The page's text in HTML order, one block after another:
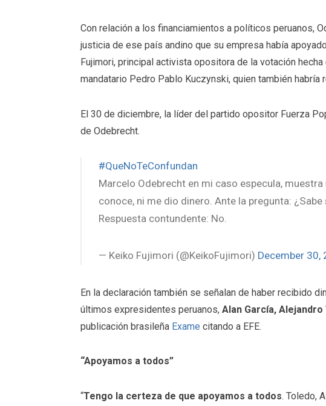
Con relación a los financiamientos a políticos peruanos,
justicia de ese país andino que su empresa había
Fujimori, principal activista opositora de la votación
mandatario Pedro Pablo Kuczynski, quien también
El 30 de diciembre, la líder del partido opositor Fuerza
de Odebrecht.
#QueNoTeConfundan
Marcelo Odebrecht en mi caso especula,
conoce, ni me dio dinero. Ante la pregunta:
Respuesta contundente: No.
— Keiko Fujimori (@KeikoFujimori) December 30,
En la declaración también se señalan de haber recibido
últimos expresidentes peruanos, Alan García,
publicación brasileña Exame citando a EFE.
“Apoyamos a todos”
“Tengo la certeza de que apoyamos a todos. Toledo,